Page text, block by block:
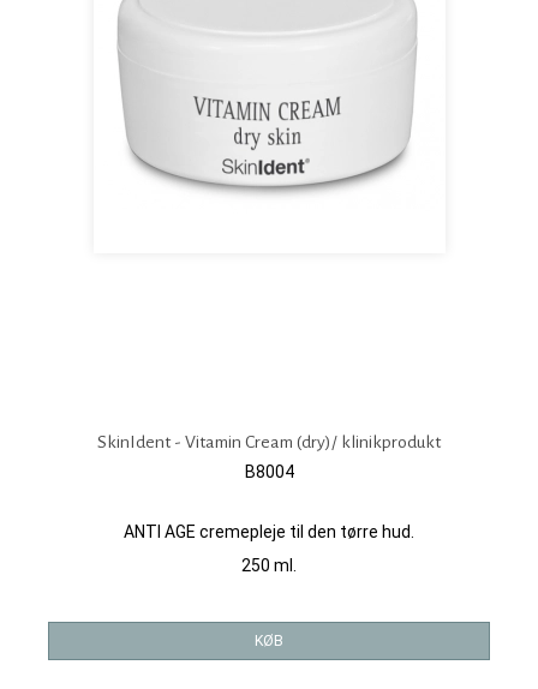
SkinIdent - Vitamin Cream (dry)/ klinikprodukt
B8004
ANTI AGE cremepleje til den tørre hud.
250 ml.
KØB